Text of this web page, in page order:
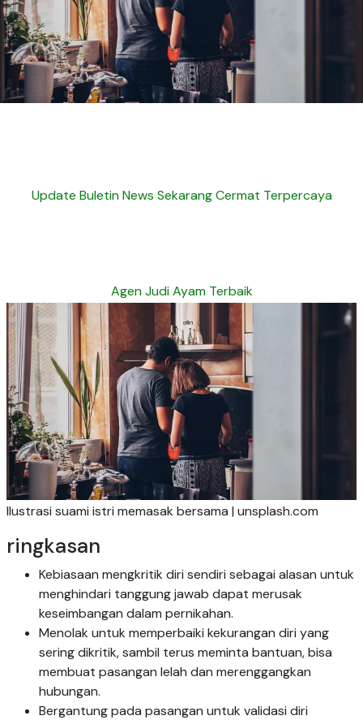
Update Buletin News Sekarang Cermat Terpercaya
Agen Judi Ayam Terbaik
Ilustrasi suami istri memasak bersama | unsplash.com
ringkasan
Kebiasaan mengkritik diri sendiri sebagai alasan untuk
menghindari tanggung jawab dapat merusak
keseimbangan dalam pernikahan.
Menolak untuk memperbaiki kekurangan diri yang
sering dikritik, sambil terus meminta bantuan, bisa
membuat pasangan lelah dan merenggangkan
hubungan.
Bergantung pada pasangan untuk validasi diri